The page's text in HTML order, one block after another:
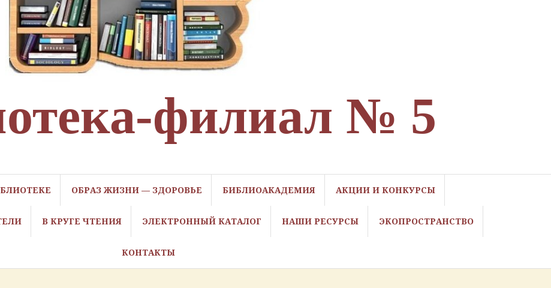
филиал № 5
ОБРАЗ ЖИЗНИ — ЗДОРОВЬЕ БИБЛИОАКАДЕМИЯ АКЦИИ И КОНКУРСЫ
В КРУГЕ ЧТЕНИЯ ЭЛЕКТРОННЫЙ КАТАЛОГ НАШИ РЕСУРСЫ ЭКОПРОСТРАНСТВО
КОНТАКТЫ